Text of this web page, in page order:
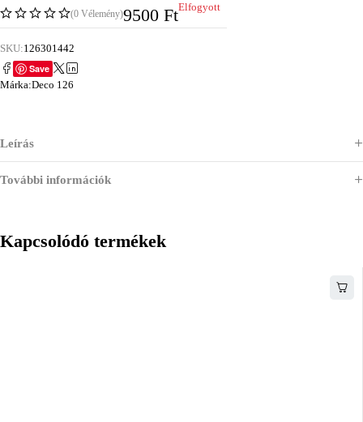
(0 Vélemény)9500 FtElfogyott
SKU:126301442
Save
Márka:Deco 126
Leírás
További információk
Kapcsolódó termékek